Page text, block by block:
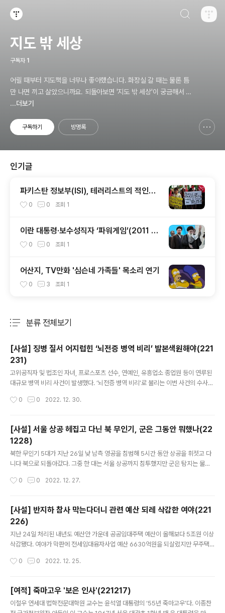
지도 밖 세상
구독자 1
어릴 때부터 지도책을 너무나 좋아했습니다. 화장실 갈 때는 물론 틈
만 나면 끼고 살았으니까요. 되돌아보면 '지도 밖 세상'이 궁금해서 그
랬던 것 같습니다. 그래서 기자가 됐나봅니다. 지도책 밖 세상을 보고
...더보기
구독하기 방명록
인기글
파키스탄 정보부(ISI), 테러리스트의 적인가
동지인가
0 0 조회 1
이란 대통령·보수성직자 ‘파워게임’(2011 0
6/21ㅣ주간경향 930호)
0 0 조회 1
어산지, TV만화 '심슨네 가족들' 목소리 연기
0 3 조회 1
분류 전체보기
[사설] 징병 질서 어지럽힌 ‘뇌전증 병역 비리’ 발본색원해야(221
231)
고위공직자 및 법조인 자녀, 프로스포츠 선수, 연예인, 유흥업소 종업원 등이 연루된
대규모 병역 비리 사건이 발생했다. ‘뇌전증 병역 비리’로 불리는 이번 사건의 수사선
명에 이른다고 한다. 방탄소년단(BTS) 멤버들도 군에 가는 시대에 병역 비리가 여전
서 허위 발급 등으로 병역을 면제받은 사례를 포착하면서 드러났다. 검찰은 허위 진
단서로 병역을 면제 또는 감면시켜 주고 그 대가로 거액을 받은 혐의로 병역 브로커
구모씨를 지난 21일 구속하고 김모씨를 불구속했다. 군 수사관 출신인 구씨는 서울
강남구에 병역 문제 관련 사무소를 차려놓고 인터..
0 0 2022. 12. 30.
[사설] 서울 상공 헤집고 다닌 북 무인기, 군은 그동안 뭐했나(22
1228)
북한 무인기 5대가 지난 26일 낮 남측 영공을 침범해 5시간 동안 상공을 휘젓고 다
니다 북으로 되돌아갔다. 그중 한 대는 서울 상공까지 침투했지만 군은 탐지는 물론
낮에 우리 상공에서 국민의 생명을 위협했는데도 군당국은 이 사실을 시민들에게 알
동안 무엇을 했다는 것인지 따져묻지 않을 수 없다. 군은 북한 무인기 5대가 영공을
침범한 것을 국지방공레이더와 열상감시장비(TOD)로 탐지해 추적했지만 탐지와
소실을 반복하는 등 제대로 포착하지 못했다. 이 중 한 대는 심지어 서울 상공을 유유
히 떠돌다 빠져나갔다. 서울시내에 설치된 방공무기로 격추했어야..
0 0 2022. 12. 27.
[사설] 반지하 참사 막는다더니 관련 예산 되레 삭감한 여야(221
226)
지난 24일 처리된 내년도 예산안 가운데 공공임대주택 예산이 올해보다 5조원 이상
삭감됐다. 여야가 막판에 전세임대융자사업 예산 6630억원을 되살렸지만 무주택
다. 무엇보다 삭감액의 약 80%가 지난여름 반지하 수해 참사 대책으로 제시된 예산
과 전세임대주택 예산(1조여원)이다. 지난 8월 초 서울 관악구 반지하 가구에서 수해
로 발달장애인 가족 3명이 숨지면서 두 예산은 반지하 가구 이전을 위한 주거대책의
핵심으로 제시됐다. 당시 현장을 둘러본 윤석열 대통령은 “노약자·장애인 등의 지하
0 0 2022. 12. 25.
[여적] 죽마고우 '보은 인사'(221217)
이철우 연세대 법학전문대학원 교수는 윤석열 대통령의 ‘55년 죽마고우’다. 이종찬